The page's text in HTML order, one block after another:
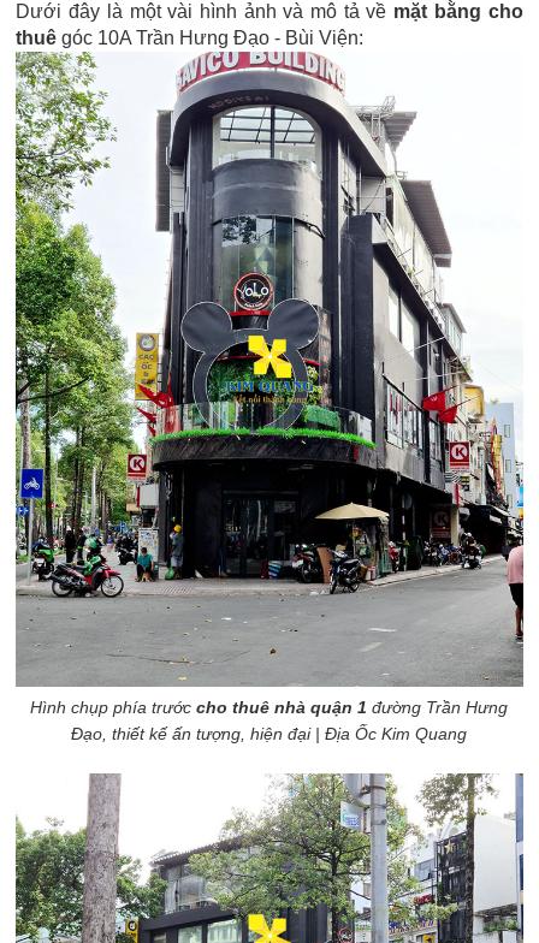
Dưới đây là một vài hình ảnh và mô tả về mặt bằng cho
thuê góc 10A Trần Hưng Đạo - Bùi Viện:
Hình chụp phía trướccho thuê nhà quận 1 đường Trần Hưng
Đạo, thiết kế ấn tượng, hiện đại | Địa Ốc Kim Quang